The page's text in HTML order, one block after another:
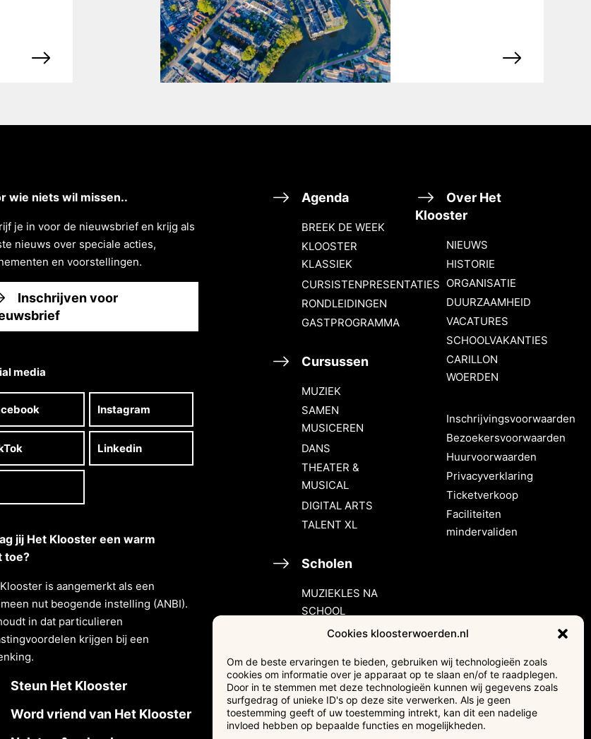
Cookies kloosterwoerden.nl
Om de beste ervaringen te bieden, gebruiken wij technologieën zoals
cookies om informatie over je apparaat op te slaan en/of te raadplegen.
Door in te stemmen met deze technologieën kunnen wij gegevens zoals
surfgedrag of unieke ID's op deze site verwerken. Als je geen
toestemming geeft of uw toestemming intrekt, kan dit een nadelige
invloed hebben op bepaalde functies en mogelijkheden.
wie niets wil missen..
je in voor de nieuwsbrief en krĳg als
nieuws over speciale acties,
en voorstellingen.
Inschrijven voor
media
Instagram
Linkedin
jij Het Klooster een warm
toe?
is aangemerkt als een
nut beogende instelling (ANBI).
in dat particulieren
krĳgen bĳ een
Steun Het Klooster
Word vriend van Het Klooster
Agenda
BREEK DE WEEK
KLOOSTER
KLASSIEK
CURSISTENPRESENTATIES
RONDLEIDINGEN
GASTPROGRAMMA
Cursussen
MUZIEK
SAMEN
MUSICEREN
DANS
THEATER &
MUSICAL
DIGITAL ARTS
TALENT XL
Scholen
MUZIEKLES NA
SCHOOL
HALLO MUZIEK!
Verhuur &
events
Adverteren
Over Het
Klooster
NIEUWS
HISTORIE
ORGANISATIE
DUURZAAMHEID
VACATURES
SCHOOLVAKANTIES
CARILLON
WOERDEN
Inschrijvingsvoorwaarden
Bezoekersvoorwaarden
Huurvoorwaarden
Privacyverklaring
Ticketverkoop
Faciliteiten
mindervaliden